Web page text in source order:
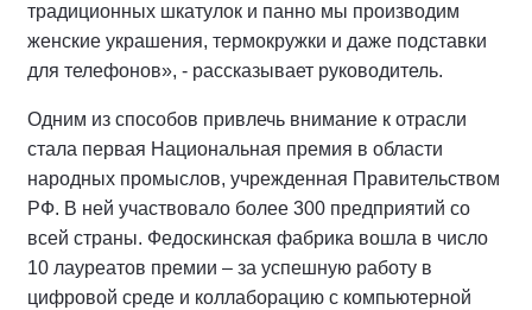
традиционных шкатулок и панно мы производим
женские украшения, термокружки и даже подставки
для телефонов», - рассказывает руководитель.
Одним из способов привлечь внимание к отрасли
стала первая Национальная премия в области
народных промыслов, учрежденная Правительством
РФ. В ней участвовало более 300 предприятий со
всей страны. Федоскинская фабрика вошла в число
10 лауреатов премии – за успешную работу в
цифровой среде и коллаборацию с компьютерной